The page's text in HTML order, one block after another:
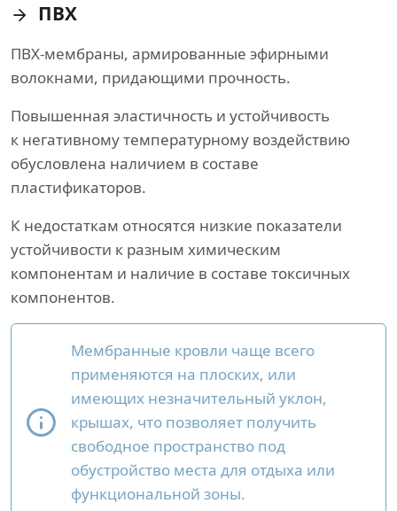
ПВХ
ПВХ-мембраны, армированные эфирными
волокнами, придающими прочность.
Повышенная эластичность и устойчивость
к негативному температурному воздействию
обусловлена наличием в составе
пластификаторов.
К недостаткам относятся низкие показатели
устойчивости к разным химическим
компонентам и наличие в составе токсичных
компонентов.
Мембранные кровли чаще всего
применяются на плоских, или
имеющих незначительный уклон,
крышах, что позволяет получить
свободное пространство под
обустройство места для отдыха или
функциональной зоны.